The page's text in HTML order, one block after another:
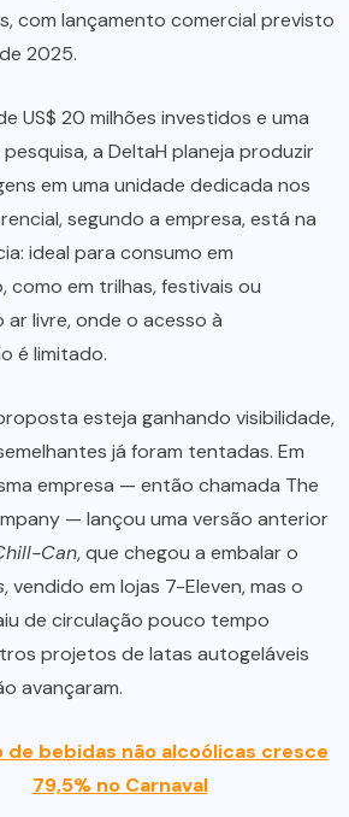
com lançamento comercial previsto
2025.
US$ 20 milhões investidos e uma
a DeltaH planeja produzir
em uma unidade dedicada nos
segundo a empresa, está na
ideal para consumo em
como em trilhas, festivais ou
ar livre, onde o acesso à
é limitado.
esteja ganhando visibilidade,
já foram tentadas. Em
empresa — então chamada The
— lançou uma versão anterior
Can, que chegou a embalar o
, vendido em lojas 7-Eleven, mas o
de circulação pouco tempo
projetos de latas autogeláveis
avançaram.
de bebidas não alcoólicas cresce
79,5% no Carnaval